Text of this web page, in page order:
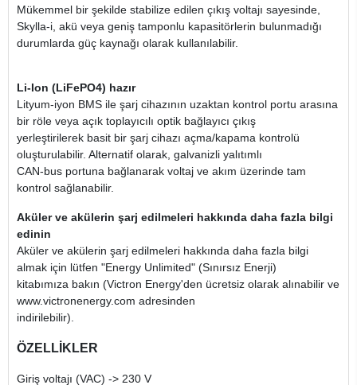
Mükemmel bir şekilde stabilize edilen çıkış voltajı sayesinde,
Skylla-i, akü veya geniş tamponlu kapasitörlerin bulunmadığı
durumlarda güç kaynağı olarak kullanılabilir.
Li-Ion (LiFePO4) hazır
Lityum-iyon BMS ile şarj cihazının uzaktan kontrol portu arasına
bir röle veya açık toplayıcılı optik bağlayıcı çıkış
yerleştirilerek basit bir şarj cihazı açma/kapama kontrolü
oluşturulabilir. Alternatif olarak, galvanizli yalıtımlı
CAN-bus portuna bağlanarak voltaj ve akım üzerinde tam
kontrol sağlanabilir.
Aküler ve akülerin şarj edilmeleri hakkında daha fazla bilgi
edinin
Aküler ve akülerin şarj edilmeleri hakkında daha fazla bilgi
almak için lütfen "Energy Unlimited" (Sınırsız Enerji)
kitabımıza bakın (Victron Energy'den ücretsiz olarak alınabilir ve
www.victronenergy.com adresinden
indirilebilir).
ÖZELLİKLER
Giriş voltajı (VAC) -> 230 V